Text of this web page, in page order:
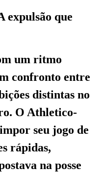
expulsão que
um ritmo
confronto entre
distintas no
O Athletico-
seu jogo de
rápidas,
na posse